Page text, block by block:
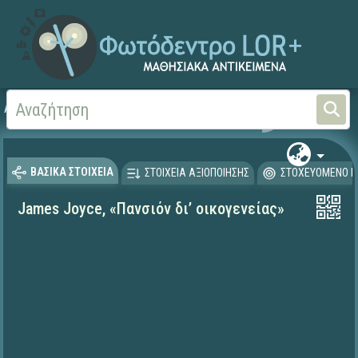
Αρχική Γλώσσα και Λογοτεχνία
ΒΑΣΙΚΑ ΣΤΟΙΧΕΙΑ ΣΤΟΙΧΕΙΑ ΑΞΙΟΠΟΙΗΣΗΣ ΣΤΟΧΕΥΟΜΕΝΟ
James Joyce, «Πανσιόν δι’ οικογενείας»